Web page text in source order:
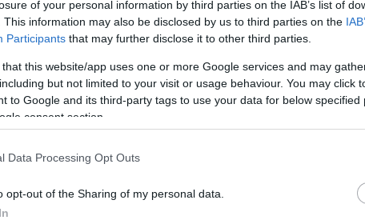
of your personal information by third parties on the IAB’s list of
This information may also be disclosed by us to third parties on the
Participants that may further disclose it to other third parties.
that this website/app uses one or more Google services and may
but not limited to your visit or usage behaviour. You may click
to Google and its third-party tags to use your data for below specified
consent section.
Data Processing Opt Outs
opt-out of the Sharing of my personal data.